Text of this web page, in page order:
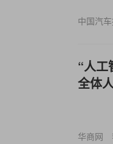
中国汽
“人工
全体
华商网